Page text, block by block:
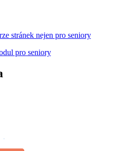
stránek nejen pro seniory